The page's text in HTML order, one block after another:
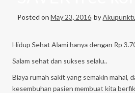
Posted on May 23, 2016 by
Hidup Sehat Alami hanya dengan Rp
Salam sehat dan sukses selalu..
Biaya rumah sakit yang semakin mahal,
kesembuhan pasien membuat kita